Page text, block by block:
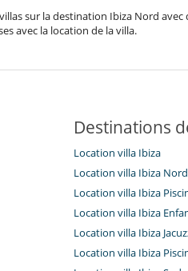
sur la destination Ibiza Nord
avec la location de la villa.
Destinations
Location villa Ibiza
Location villa Ibiza Nord
Location villa Ibiza
Location villa Ibiza
Location villa Ibiza
Location villa Ibiza